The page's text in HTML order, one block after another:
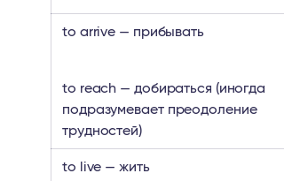
to arrive — прибывать
to reach — добираться (иногда
подразумевает преодоление
трудностей)
to live — жить